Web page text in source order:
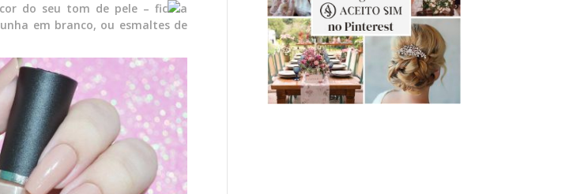
do seu tom de pele – fic
a
em branco, ou esmaltes de